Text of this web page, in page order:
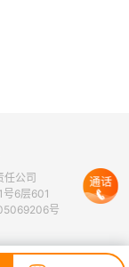
任公司
6层601
号